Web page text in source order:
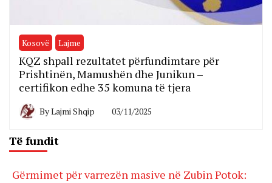
Kosovë Lajme
KQZ shpall rezultatet përfundimtare për
Prishtinën, Mamushën dhe Junikun –
certifikon edhe 35 komuna të tjera
ByLajmi Shqip 03/11/2025
Të fundit
Gërmimet për varrezën masive në Zubin Potok: